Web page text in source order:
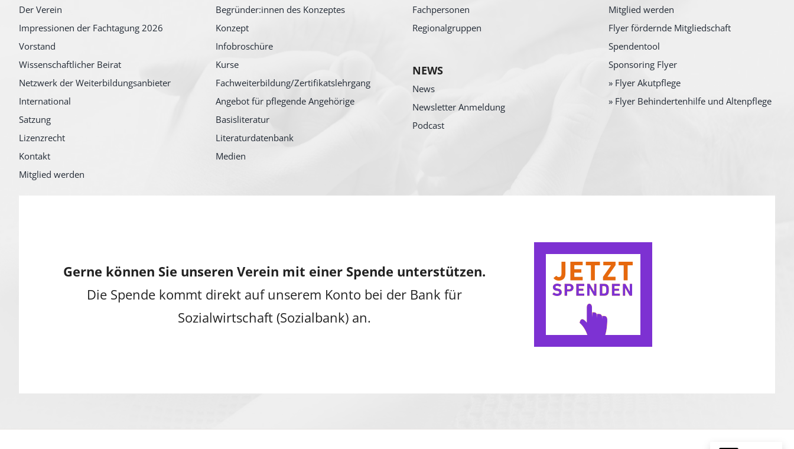
Der Verein
Impressionen der Fachtagung 2026
Vorstand
Wissenschaftlicher Beirat
Netzwerk der Weiterbildungsanbieter
International
Satzung
Lizenzrecht
Kontakt
Mitglied werden
Begründer:innen des Konzeptes
Konzept
Infobroschüre
Kurse
Fachweiterbildung/Zertifikatslehrgang
Angebot für pflegende Angehörige
Basisliteratur
Literaturdatenbank
Medien
Fachpersonen
Regionalgruppen
NEWS
News
Newsletter Anmeldung
Podcast
Mitglied werden
Flyer fördernde Mitgliedschaft
Spendentool
Sponsoring Flyer
» Flyer Akutpflege
» Flyer Behindertenhilfe und Altenpflege
Gerne können Sie unseren Verein mit einer Spende unterstützen.
Die Spende kommt direkt auf unserem Konto bei der Bank für
Sozialwirtschaft (Sozialbank) an.